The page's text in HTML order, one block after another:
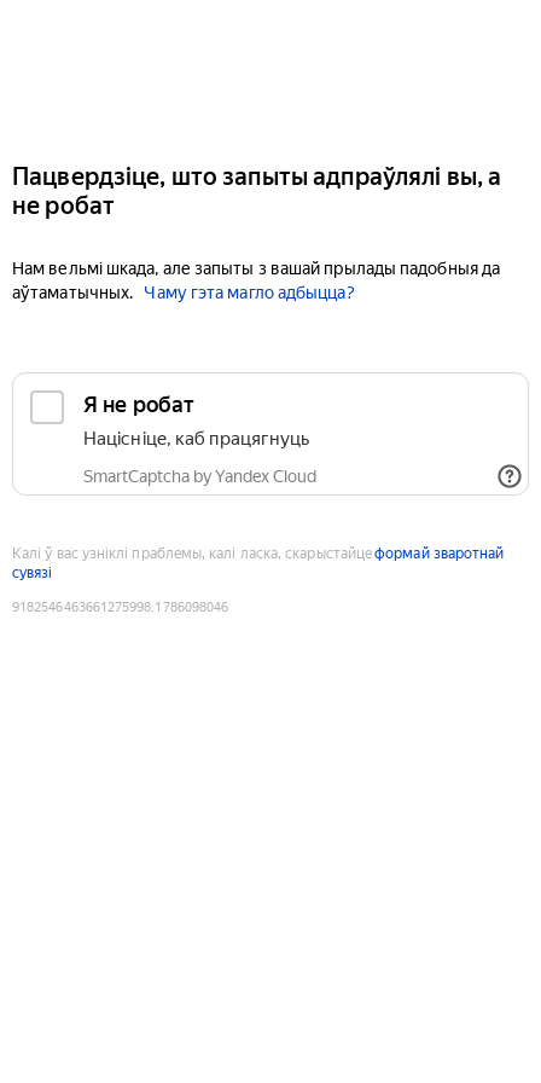
Пацвердзіце, што запыты адпраўлялі вы, а
не робат
Нам вельмі шкада, але запыты з вашай прылады падобныя да
аўтаматычных.
Чаму гэта магло адбыцца?
Я не робат
Націсніце, каб працягнуць
SmartCaptcha by Yandex Cloud
Калі ў вас узніклі праблемы, калі ласка, скарыстайцеформай зваротнай
сувязі
9182546463661275998:1786098046